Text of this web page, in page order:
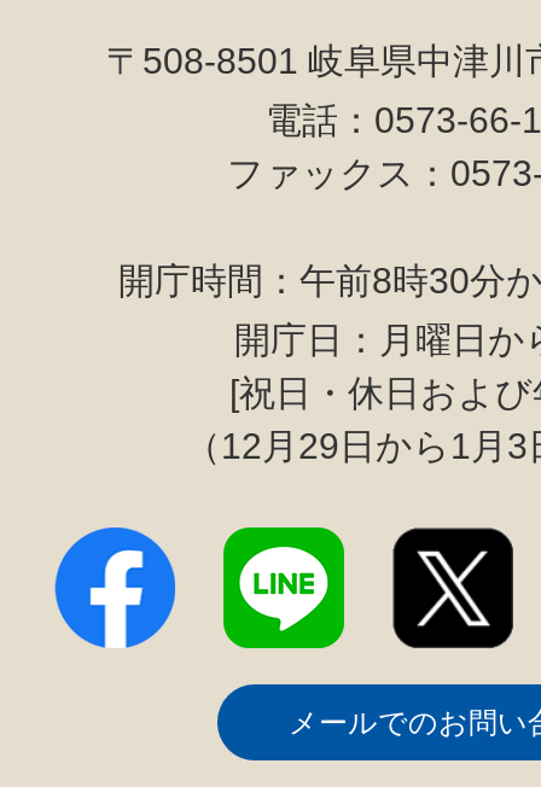
〒508-8501 岐阜県中津
電話：0573-
ファックス：
開庁時間：午前8時30分
開庁日：月曜日か
[祝日・休日およ
（12月29日から1月
メールでのお問い